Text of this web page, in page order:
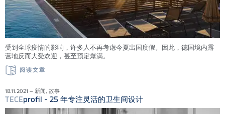
受到全球疫情的影响，许多人不再考虑今夏出国度假。因此，德国境内露
营地反而大受欢迎，甚至预定爆满。
阅读文章
18.11.2021 – 新闻, 故事
TECEprofil - 25 年专注灵活的卫生间设计